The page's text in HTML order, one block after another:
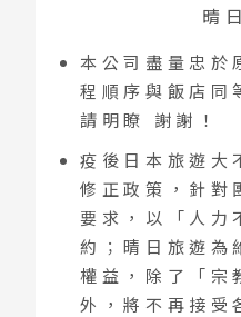
晴
本公司盡量忠於
程順序與飯店同
請明瞭 謝謝！
疫後日本旅遊大
修正政策，針對
要求，以「人力
約；晴日旅遊為
權益，除了「宗
外，將不再接受